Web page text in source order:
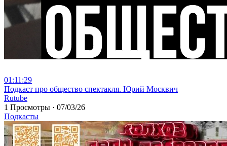
01:11:29
⁣Подкаст про общество спектакля. Юрий Москвич
Rutube
1 Просмотры · 07/03/26
Подкасты